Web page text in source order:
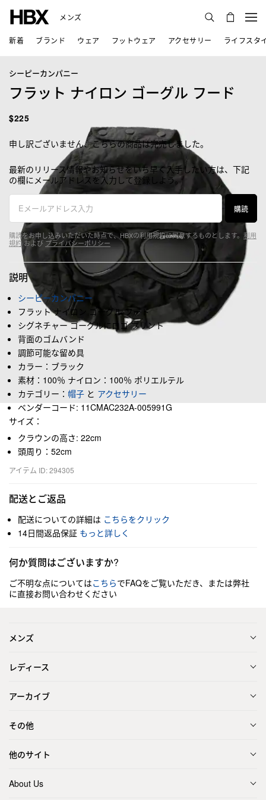
メンズ
新着 ブランド ウェア フットウェア アクセサリー ライフスタ
シーピーカンパニー
フラット ナイロン ゴーグル フード
$225
申し訳ございません、こちらの商品は完売しました。
最新のリリース情報やお知らせをいち早く入手したい方は、下記
の欄にメールアドレスを入力して登録しよう。
購読
購読をお申し込みいただいた時点で、HBXの利用規約に同意するものとします。 利用
規約および プライバシーポリシー
説明
シーピーカンパニー
フラット ナイロン ゴーグル フード
シグネチャー ゴーグルにロゴ プリント
背面のゴムバンド
調節可能な留め具
カラー：ブラック
素材：100％ ナイロン：100％ ポリエルテル
カテゴリー： 帽子 と アクセサリー
ベンダーコード: 11CMAC232A-005991G
サイズ：
クラウンの高さ: 22cm
頭周り：52cm
アイテム ID: 294305
配送とご返品
配送についての詳細は こちらをクリック
14日間返品保証 もっと詳しく
何か質問はございますか?
ご不明な点についてはこちらでFAQをご覧いただき、または弊社
に直接お問い合わせください
メンズ
レディース
アーカイブ
その他
他のサイト
About Us